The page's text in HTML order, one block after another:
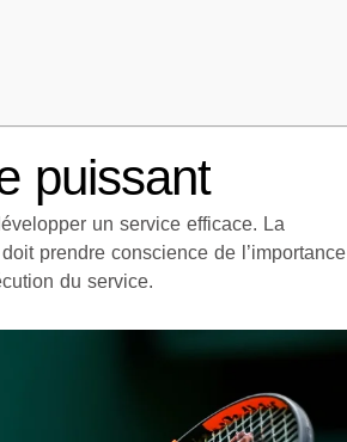
puissant
un service efficace. La
prendre conscience de l’importance
du service.